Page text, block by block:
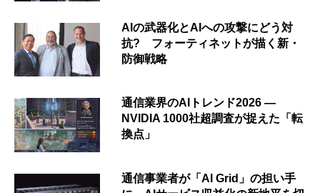
AIの武器化とAIへの攻撃にどう対
抗? フォーティネットが描く新・
防御戦略
通信業界のAIトレンド2026 ―
NVIDIA 1000社超調査が捉えた「転
換点」
通信事業者が「AI Grid」の担い手